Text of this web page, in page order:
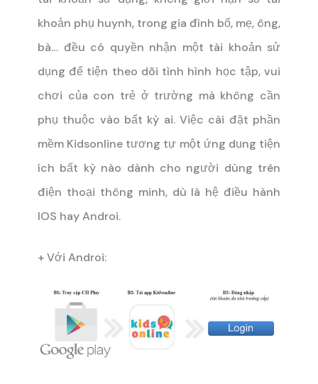
khoản phụ huynh, trong gia đình bố, mẹ, ông,
bà… đều có quyền nhận một tài khoản sử
dụng để tiện theo dõi tình hình học tập, vui
chơi của con trẻ ở trường mà không cần
phụ thuộc vào bất kỳ ai.Việc cài đặt phần
mềm Kidsonline tương tự một ứng dụng tiện
ích bất kỳ nào dành cho người dùng trên
điện thoại thông minh, dù là hệ điều hành
IOS hay Androi.
+ Với Androi: